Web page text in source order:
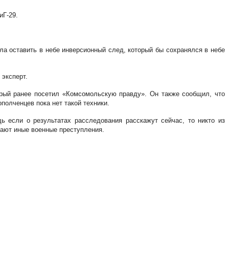
29.
оставить в небе инверсионный след, который бы сохранялся в небе
ранее посетил «Комсомольскую правду». Он также сообщил, что
пока нет такой техники.
о результатах расследования расскажут сейчас, то никто из
иные военные преступления.